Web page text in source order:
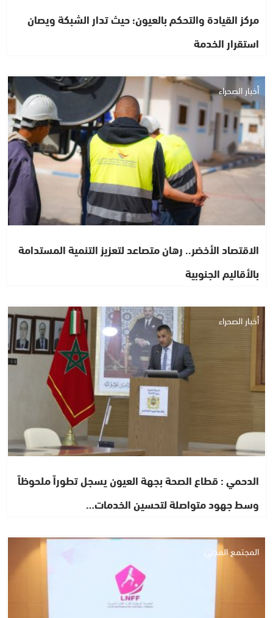
مركز القيادة والتحكم بالعيون؛ حيث تدار الشبكة ويصان
استقرار الخدمة
أخبار الصحراء
الاقتصاد الأخضر.. رهان متصاعد لتعزيز التنمية المستدامة
بالأقاليم الجنوبية
أخبار الصحراء
الدحمي : قطاع الصحة بجهة العيون يسجل تطوراً ملحوظاً
وسط جهود متواصلة لتحسين الخدمات…
المجتمع المدني